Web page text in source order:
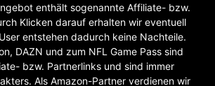
enthält sogenannte Affiliate- bzw.
Klicken darauf erhalten wir eventuell
entstehen dadurch keine Nachteile.
DAZN und zum NFL Game Pass sind
bzw. Partnerlinks und sind immer
Als Amazon-Partner verdienen wir